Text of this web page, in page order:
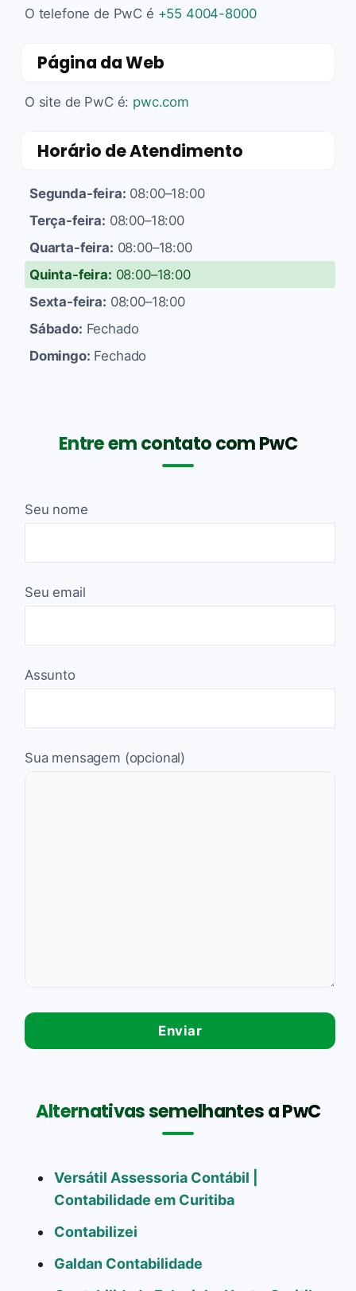
O telefone de PwC é +55 4004-8000
Página da Web
O site de PwC é: pwc.com
Horário de Atendimento
Segunda-feira: 08:00–18:00
Terça-feira: 08:00–18:00
Quarta-feira: 08:00–18:00
Quinta-feira: 08:00–18:00
Sexta-feira: 08:00–18:00
Sábado: Fechado
Domingo: Fechado
Entre em contato com PwC
Seu nome
Seu email
Assunto
Sua mensagem (opcional)
Alternativas semelhantes a PwC
Versátil Assessoria Contábil |
Contabilidade em Curitiba
Contabilizei
Galdan Contabilidade